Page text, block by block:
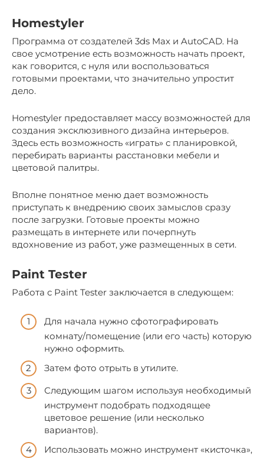
Homestyler
Программа от создателей 3ds Max и AutoCAD. На
свое усмотрение есть возможность начать проект,
как говорится, с нуля или воспользоваться
готовыми проектами, что значительно упростит
дело.
Homestyler предоставляет массу возможностей для
создания эксклюзивного дизайна интерьеров.
Здесь есть возможность «играть» с планировкой,
перебирать варианты расстановки мебели и
цветовой палитры.
Вполне понятное меню дает возможность
приступать к внедрению своих замыслов сразу
после загрузки. Готовые проекты можно
размещать в интернете или почерпнуть
вдохновение из работ, уже размещенных в сети.
Paint Tester
Работа с Paint Tester заключается в следующем:
Для начала нужно сфотографировать
комнату/помещение (или его часть) которую
нужно оформить.
Затем фото отрыть в утилите.
Следующим шагом используя необходимый
инструмент подобрать подходящее
цветовое решение (или несколько
вариантов).
Использовать можно инструмент «кисточка»,